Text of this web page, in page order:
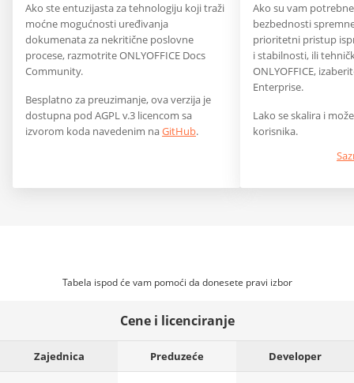
Ako ste entuzijasta za tehnologiju koji traži
moćne mogućnosti uređivanja
dokumenata za nekritične poslovne
procese, razmotrite ONLYOFFICE Docs
Community.
Besplatno za preuzimanje, ova verzija je
dostupna pod AGPL v.3 licencom sa
izvorom koda navedenim naGitHub.
Ako su vam
bezbednosti
prioritetni pristup
i stabilnosti, ili
ONLYOFFICE,
Enterprise.
Lako se skalira i
korisnika.
Tabela ispod će vam pomoći da donesete pravi izbor
Cene i licenciranje
Zajednica Preduzeće Developer